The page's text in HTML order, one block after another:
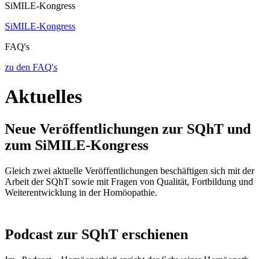
SiMILE-Kongress
SiMILE-Kongress
FAQ's
zu den FAQ's
Aktuelles
Neue Veröffentlichungen zur SQhT und
zum SiMILE-Kongress
Gleich zwei aktuelle Veröffentlichungen beschäftigen sich mit der
Arbeit der SQhT sowie mit Fragen von Qualität, Fortbildung und
Weiterentwicklung in der Homöopathie.
Podcast zur SQhT erschienen